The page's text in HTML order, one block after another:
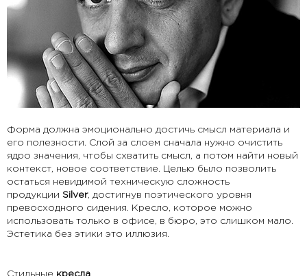
Форма должна эмоционально достичь смысл материала и
его полезности. Слой за слоем сначала нужно очистить
ядро значения, чтобы схватить смысл, а потом найти новый
контекст, новое соответствие. Целью было позволить
остаться невидимой техническую сложность
продукции Silver, достигнув поэтического уровня
превосходного сидения. Кресло, которое можно
использовать только в офисе, в бюро, это слишком мало.
Эстетика без этики это иллюзия.
Стильные кресла